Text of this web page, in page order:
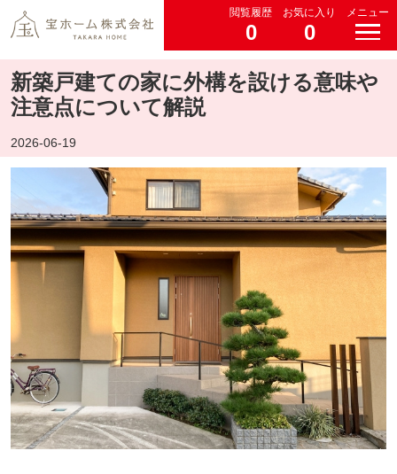
閲覧履歴
0
お気に入り
0
メニュー
新築戸建ての家に外構を設ける意味や
注意点について解説
2026-06-19